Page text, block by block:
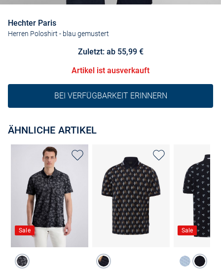
Hechter Paris
Herren Poloshirt - blau gemustert
Zuletzt: ab 55,99 €
Artikel ist ausverkauft
BEI VERFÜGBARKEIT ERINNERN
ÄHNLICHE ARTIKEL
Sale Sale